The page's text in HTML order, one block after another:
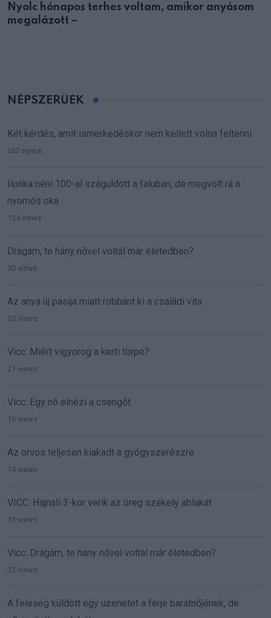
Nyolc hónapos terhes voltam, amikor anyósom
megalázott –
NÉPSZERŰEK
Két kérdés, amit ismerkedéskor nem kellett volna feltenni
632 views
Ilonka néni 100-al száguldott a faluban, de megvolt rá a
nyomós oka
154 views
Drágám, te hány nővel voltál már életedben?
30 views
Az anya új pasija miatt robbant ki a családi vita
25 views
Vicc: Miért vigyorog a kerti törpe?
21 views
Vicc: Egy nő elnézi a csengőt
16 views
Az orvos teljesen kiakadt a gyógyszerészre
14 views
VICC: Hajnali 3-kor verik az öreg székely ablakát
13 views
Vicc: Drágám, te hány nővel voltál már életedben?
13 views
A feleség küldött egy üzenetet a férje barátnőjének, de